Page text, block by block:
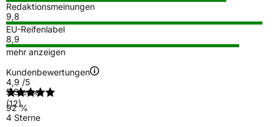
Redaktionsmeinungen
9,8
EU-Reifenlabel
8,9
mehr anzeigen
Kundenbewertungen
4,9 /5
(12)
5 Sterne
92 %
4 Sterne